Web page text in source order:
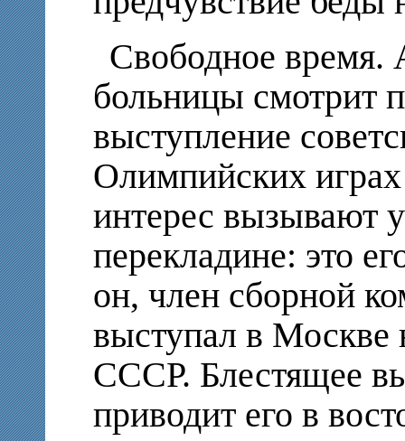
Свободное время.
больницы смотрит
выступление
Олимпийских
интерес вызывают
перекладине: это
он, член сборной
выступал в Москве
СССР. Блестящее
приводит его в